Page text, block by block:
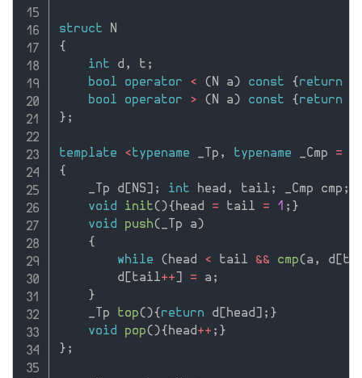
struct
{
int d , t ;
bool
operator < (N a) const {return
bool
operator > (N a) const {return
} ;
template <typename _Tp , typename _Cmp =
{
    _Tp d
[NS] ; int head , tail ; _Cmp cmp ;
void
init(){head = tail = 1 ; }
void
push(_Tp a)
{
while
(head < tail && cmp(a , d [
        d
[tail++] = a ;
}
    _Tp
top(){return d [head] ; }
void
pop(){head++ ; }
} ;